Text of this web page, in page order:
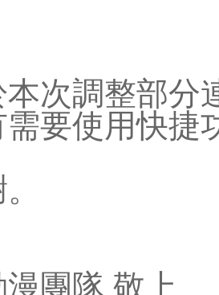
本次調整部分
需要使用快捷
漫團隊 敬上